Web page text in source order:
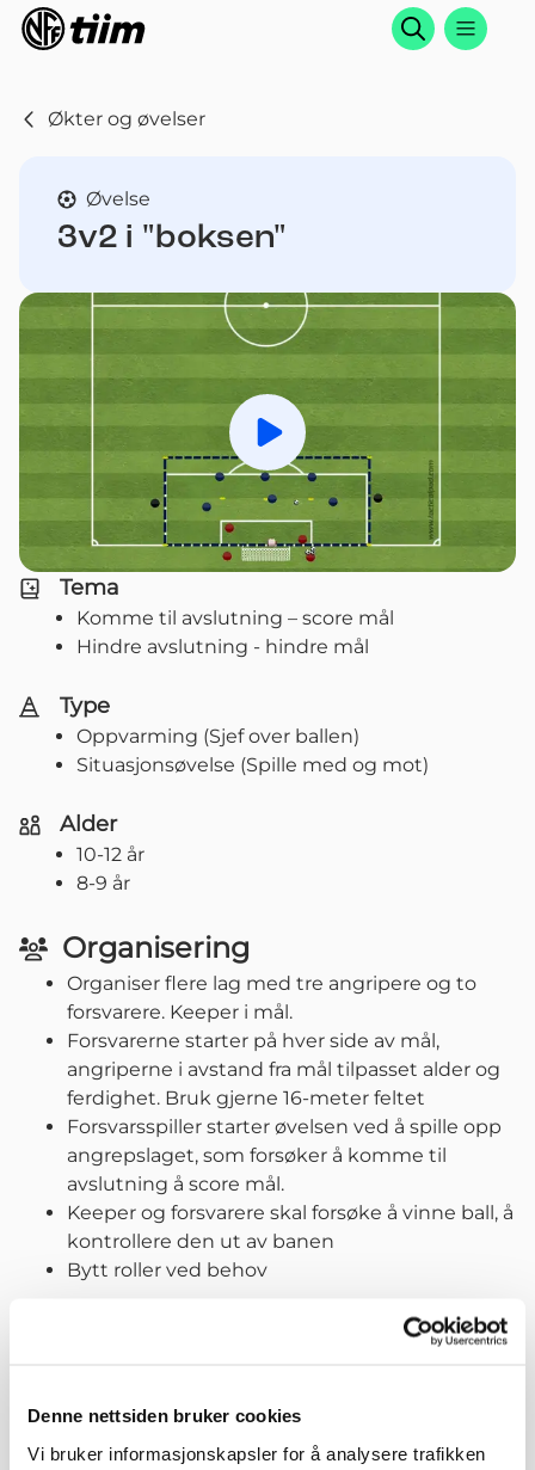
Denne nettsiden bruker cookies
Vi bruker informasjonskapsler for å analysere trafikken
Søk
Økter og øvelser
Øvelse
3v2 i "boksen"
Spill av
Tema
Komme til avslutning – score mål
Hindre avslutning - hindre mål
Type
Oppvarming (Sjef over ballen)
Situasjonsøvelse (Spille med og mot)
Alder
10-12 år
8-9 år
Organisering
Organiser flere lag med tre angripere og to
forsvarere. Keeper i mål.
Forsvarerne starter på hver side av mål,
angriperne i avstand fra mål tilpasset alder og
ferdighet. Bruk gjerne 16-meter feltet
Forsvarsspiller starter øvelsen ved å spille opp
angrepslaget, som forsøker å komme til
avslutning å score mål.
Keeper og forsvarere skal forsøke å vinne ball, å
kontrollere den ut av banen
Bytt roller ved behov
«Mål» for forsvarerne hvis de vinner ball
Ny ball fra kantene når første ball er i mål eller